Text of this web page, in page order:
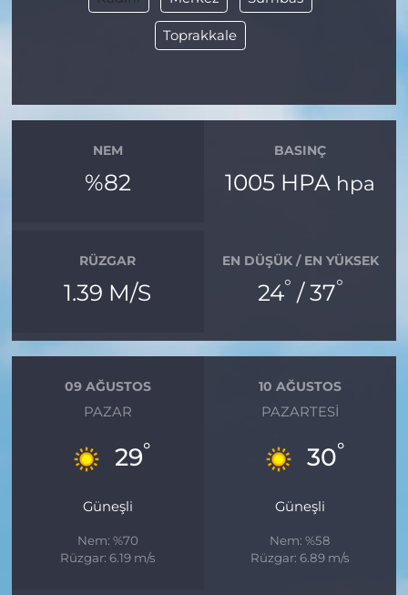
Toprakkale
NEM
%82
BASINÇ
1005 HPA hpa
RÜZGAR
1.39 M/S
EN DÜŞÜK / EN YÜKSEK
24° / 37°
09 AĞUSTOS
PAZAR
29°
Güneşli
Nem: %70
Rüzgar: 6.19 m/s
10 AĞUSTOS
PAZARTESI
30°
Güneşli
Nem: %58
Rüzgar: 6.89 m/s